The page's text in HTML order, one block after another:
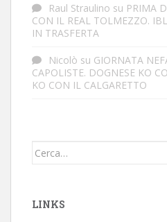
Raul Straulino su PRIMA
CON IL REAL TOLMEZZO.
IN TRASFERTA
Nicolò su GIORNATA
CAPOLISTE. DOGNESE KO
KO CON IL CALGARETTO
Cerca:
LINKS